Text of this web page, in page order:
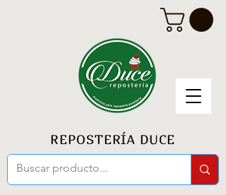
REPOSTERÍA DUCE